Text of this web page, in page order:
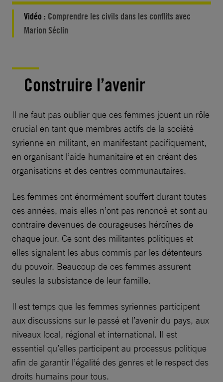
Vidéo : Comprendre les civils dans les conflits avec
Marion Séclin
Construire l’avenir
Il ne faut pas oublier que ces femmes jouent un rôle
crucial en tant que membres actifs de la société
syrienne en militant, en manifestant pacifiquement,
en organisant l’aide humanitaire et en créant des
organisations et des centres communautaires.
Les femmes ont énormément souffert durant toutes
ces années, mais elles n’ont pas renoncé et sont au
contraire devenues de courageuses héroïnes de
chaque jour. Ce sont des militantes politiques et
elles signalent les abus commis par les détenteurs
du pouvoir. Beaucoup de ces femmes assurent
seules la subsistance de leur famille.
Il est temps que les femmes syriennes participent
aux discussions sur le passé et l’avenir du pays, aux
niveaux local, régional et international. Il est
essentiel qu’elles participent au processus politique
afin de garantir l’égalité des genres et le respect des
droits humains pour tous.